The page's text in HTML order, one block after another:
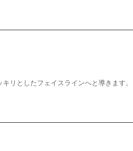
リとしたフェイスラインへと導きます。